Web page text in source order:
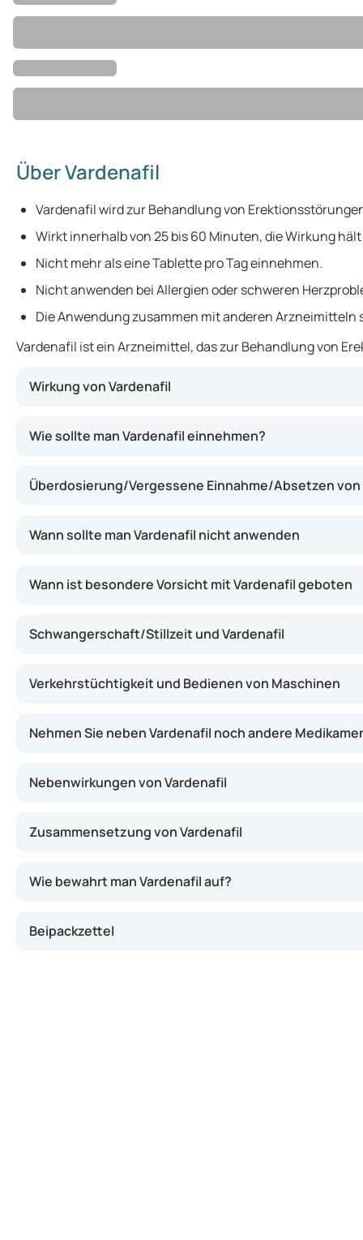
Über Vardenafil
Vardenafil wird zur Behandlung von
Wirkt innerhalb von 25 bis 60 Minuten, die Wirkung
Nicht mehr als eine Tablette pro Tag einnehmen.
Nicht anwenden bei Allergien oder schweren
Die Anwendung zusammen mit anderen
Vardenafil ist ein Arzneimittel, das zur Behandlung von
Wirkung von Vardenafil
Wie sollte man Vardenafil einnehmen?
Überdosierung/Vergessene Einnahme/Absetzen von
Wann sollte man Vardenafil nicht anwenden
Wann ist besondere Vorsicht mit Vardenafil geboten
Schwangerschaft/Stillzeit und Vardenafil
Verkehrstüchtigkeit und Bedienen von Maschinen
Nehmen Sie neben Vardenafil noch andere
Nebenwirkungen von Vardenafil
Zusammensetzung von Vardenafil
Wie bewahrt man Vardenafil auf?
Beipackzettel